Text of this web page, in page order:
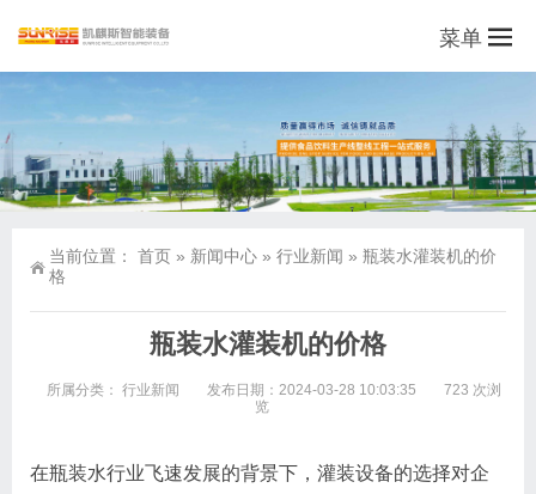
菜单
当前位置： 首页 » 新闻中心 » 行业新闻 » 瓶装水灌装机的价
格
瓶装水灌装机的价格
所属分类： 行业新闻 发布日期：2024-03-28 10:03:35
723 次浏
览
在瓶装水行业飞速发展的背景下，灌装设备的选择对企